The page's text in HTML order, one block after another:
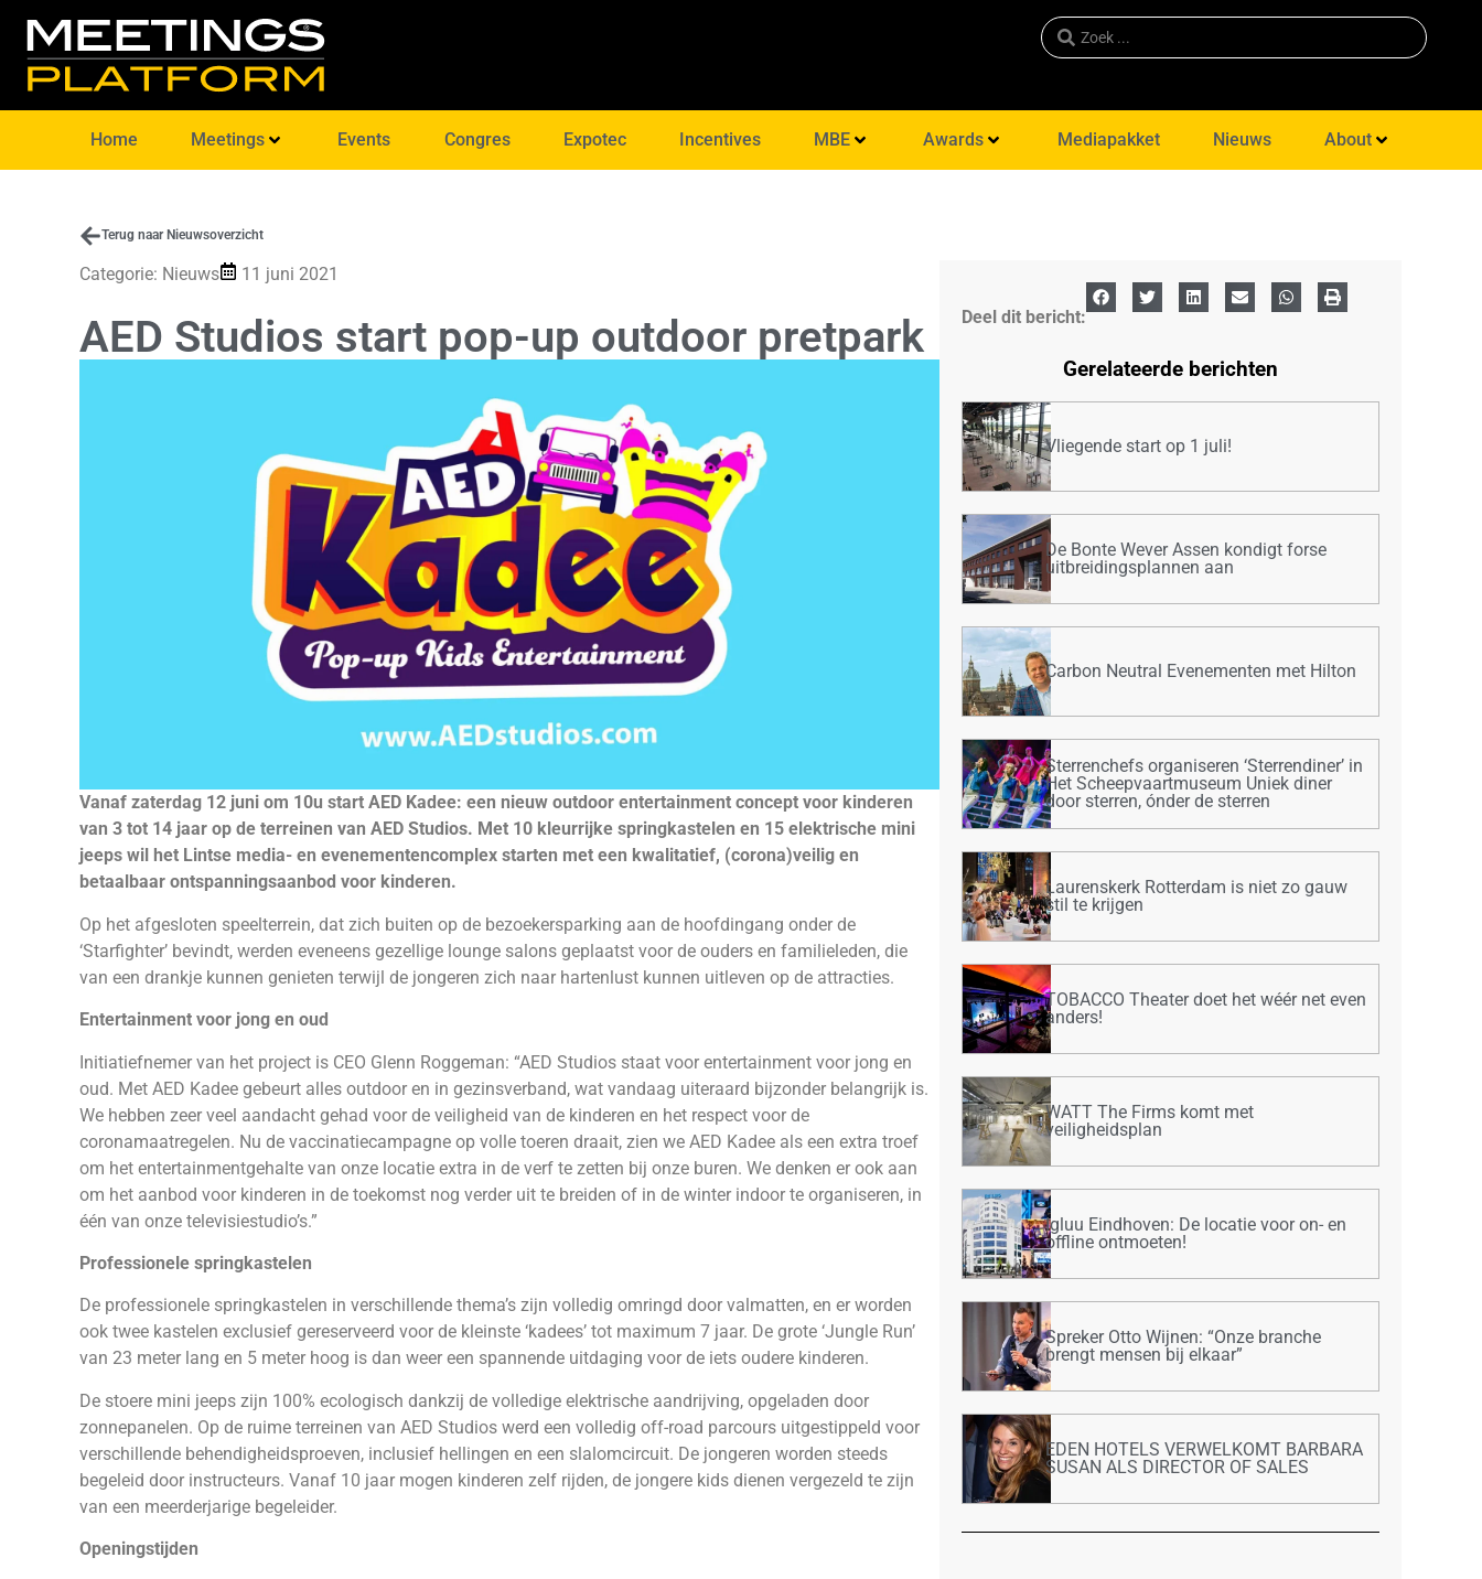
Home Meetings Events Congres Expotec Incentives MBE Awards Mediapakket Nieuws About
Terug naar Nieuwsoverzicht
Categorie: Nieuws 11 juni 2021
AED Studios start pop-up outdoor pretpark
Vanaf zaterdag 12 juni om 10u start AED Kadee: een nieuw outdoor entertainment concept voor kinderen
van 3 tot 14 jaar op de terreinen van AED Studios. Met 10 kleurrijke springkastelen en 15 elektrische mini
jeeps wil het Lintse media- en evenementencomplex starten met een kwalitatief, (corona)veilig en
betaalbaar ontspanningsaanbod voor kinderen.
Op het afgesloten speelterrein, dat zich buiten op de bezoekersparking aan de hoofdingang onder de
‘Starfighter’ bevindt, werden eveneens gezellige lounge salons geplaatst voor de ouders en familieleden, die
van een drankje kunnen genieten terwijl de jongeren zich naar hartenlust kunnen uitleven op de attracties.
Entertainment voor jong en oud
Initiatiefnemer van het project is CEO Glenn Roggeman: “AED Studios staat voor entertainment voor jong en
oud. Met AED Kadee gebeurt alles outdoor en in gezinsverband, wat vandaag uiteraard bijzonder belangrijk is.
We hebben zeer veel aandacht gehad voor de veiligheid van de kinderen en het respect voor de
coronamaatregelen. Nu de vaccinatiecampagne op volle toeren draait, zien we AED Kadee als een extra troef
om het entertainmentgehalte van onze locatie extra in de verf te zetten bij onze buren. We denken er ook aan
om het aanbod voor kinderen in de toekomst nog verder uit te breiden of in de winter indoor te organiseren, in
één van onze televisiestudio’s.”
Professionele springkastelen
De professionele springkastelen in verschillende thema’s zijn volledig omringd door valmatten, en er worden
ook twee kastelen exclusief gereserveerd voor de kleinste ‘kadees’ tot maximum 7 jaar. De grote ‘Jungle Run’
van 23 meter lang en 5 meter hoog is dan weer een spannende uitdaging voor de iets oudere kinderen.
De stoere mini jeeps zijn 100% ecologisch dankzij de volledige elektrische aandrijving, opgeladen door
zonnepanelen. Op de ruime terreinen van AED Studios werd een volledig off-road parcours uitgestippeld voor
verschillende behendigheidsproeven, inclusief hellingen en een slalomcircuit. De jongeren worden steeds
begeleid door instructeurs. Vanaf 10 jaar mogen kinderen zelf rijden, de jongere kids dienen vergezeld te zijn
van een meerderjarige begeleider.
Openingstijden
Deel dit bericht:
Gerelateerde berichten
Vliegende start op 1 juli!
De Bonte Wever Assen kondigt forse
uitbreidingsplannen aan
Carbon Neutral Evenementen met Hilton
Sterrenchefs organiseren ‘Sterrendiner’ in
Het Scheepvaartmuseum Uniek diner
door sterren, ónder de sterren
Laurenskerk Rotterdam is niet zo gauw
stil te krijgen
TOBACCO Theater doet het wéér net even
anders!
WATT The Firms komt met
veiligheidsplan
Igluu Eindhoven: De locatie voor on- en
offline ontmoeten!
Spreker Otto Wijnen: “Onze branche
brengt mensen bij elkaar”
EDEN HOTELS VERWELKOMT BARBARA
SUSAN ALS DIRECTOR OF SALES